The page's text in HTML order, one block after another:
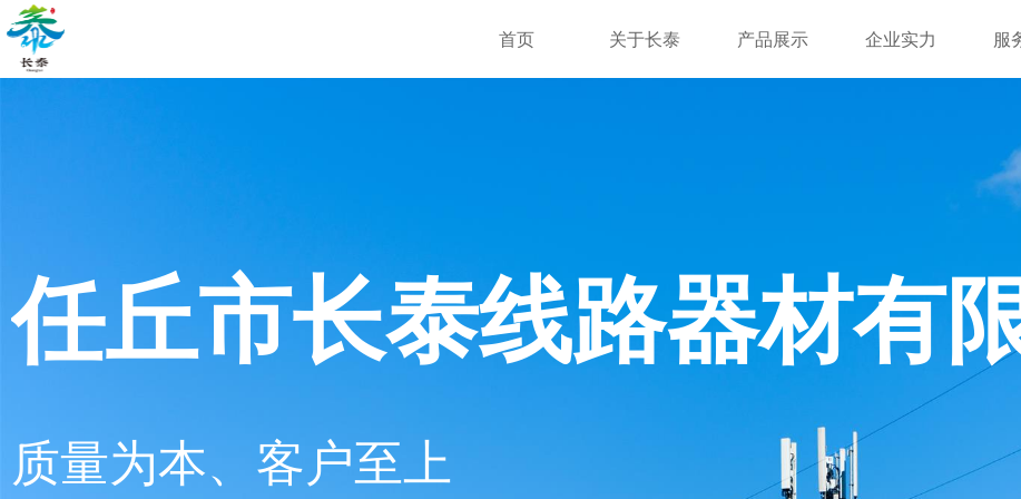
首页 关于长泰 产品展示 企业实力 服
任丘市长泰线路器材有
质量为本、客户至上